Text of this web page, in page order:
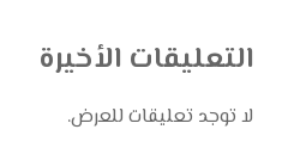
التعليقات الأخيرة
لا توجد تعليقات للعرض.